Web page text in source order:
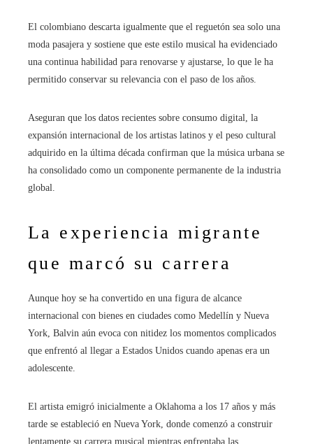
El colombiano descarta igualmente que el reguetón sea solo una
moda pasajera y sostiene que este estilo musical ha evidenciado
una continua habilidad para renovarse y ajustarse, lo que le ha
permitido conservar su relevancia con el paso de los años.
Aseguran que los datos recientes sobre consumo digital, la
expansión internacional de los artistas latinos y el peso cultural
adquirido en la última década confirman que la música urbana se
ha consolidado como un componente permanente de la industria
global.
La experiencia migrante
que marcó su carrera
Aunque hoy se ha convertido en una figura de alcance
internacional con bienes en ciudades como Medellín y Nueva
York, Balvin aún evoca con nitidez los momentos complicados
que enfrentó al llegar a Estados Unidos cuando apenas era un
adolescente.
El artista emigró inicialmente a Oklahoma a los 17 años y más
tarde se estableció en Nueva York, donde comenzó a construir
lentamente su carrera musical mientras enfrentaba las